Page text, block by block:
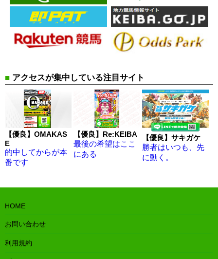
■ アクセスが集中している注目サイト
【優良】OMAKAS
E
的中してからが本
番です
【優良】Re:KEIBA
最後の希望はここ
にある
【優良】サキガケ
勝者はいつも、先
に動く。
HOME
お問い合わせ
利用規約